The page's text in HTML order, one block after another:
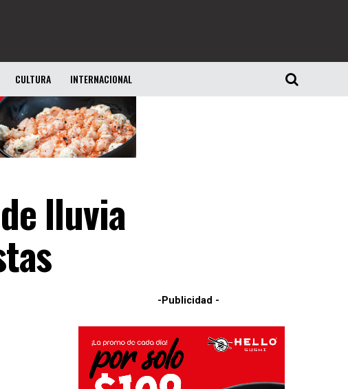
CULTURA INTERNACIONAL
lluvia
-Publicidad -